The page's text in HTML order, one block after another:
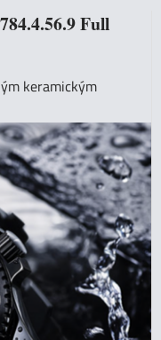
Full
keramickým